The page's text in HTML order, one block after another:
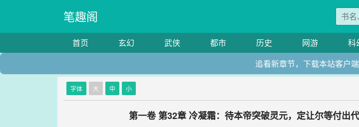
笔趣阁
首页 玄幻 武侠 都市 历史 网游 科
追看新章节，下载本站客户
字体 大 中 小
第一卷 第32章 冷凝霜：待本帝突破灵元，定让尔等付出